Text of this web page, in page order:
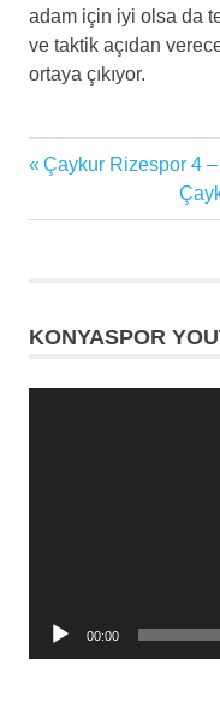
adam için iyi olsa da
ve taktik açıdan
ortaya çıkıyor.
en
güncel
haberleri
kulübü
Yazı
gezinmesi
Previous
Çaykur Rizespor 4
Next
Post:
KONYASPOR
00:00